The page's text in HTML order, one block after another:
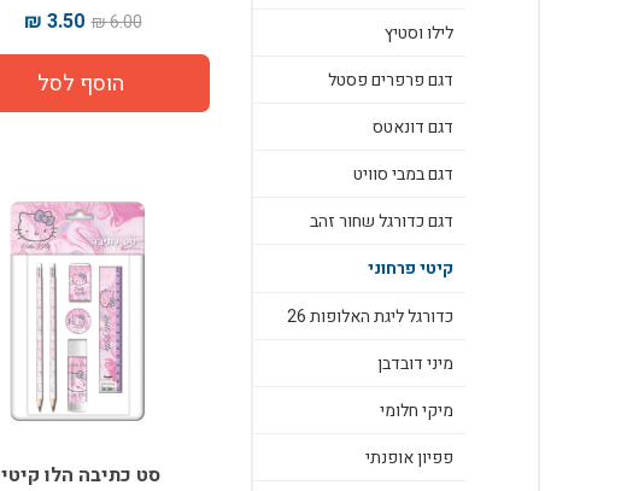
6.00 ₪
3.50 ₪
סט כתיבה הלו קיטי
לילו וסטיץ
דגם פרפרים פסטל
דגם דונאטס
דגם במבי סוויט
דגם כדורגל שחור זהב
קיטי פרחוני
כדורגל ליגת האלופות 26
מיני דובדבן
מיקי חלומי
פפיון אופנתי